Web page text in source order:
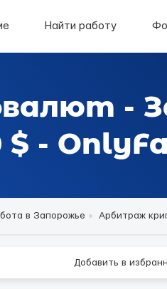
Найти работу
-
-
в Запорожье Арбитраж
Добавить в